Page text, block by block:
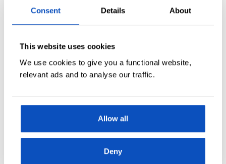
Consent Details About
This website uses cookies
We use cookies to give you a functional website,
relevant ads and to analyse our traffic.
Allow all
Deny
BRITISK STJERNESKUDD
Kåret til en av Storbritannias beste
unge forfattere: – Fantastisk å høre
hvilke deler som fikk folk til å le høyt